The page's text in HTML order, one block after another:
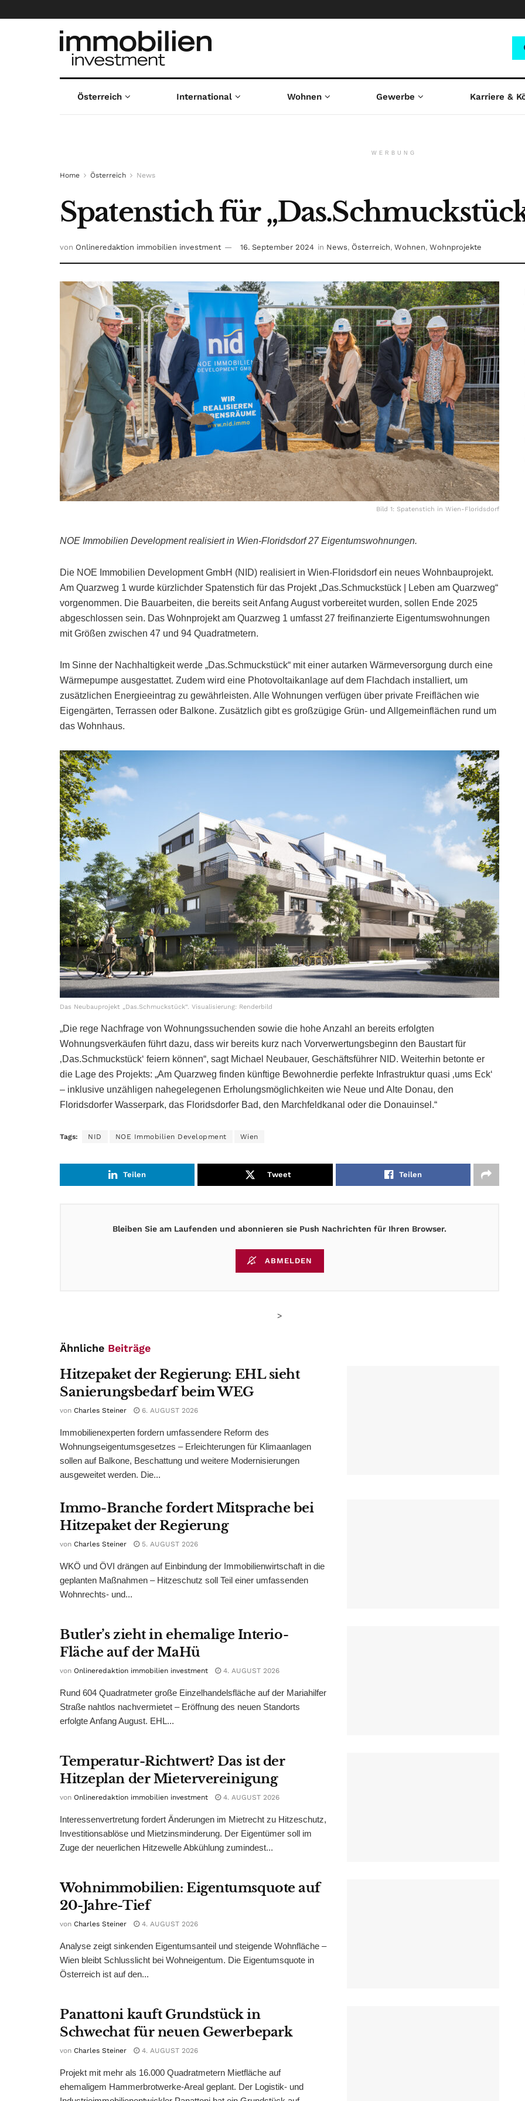
Österreich International Wohnen Gewerbe Karriere &
WERBUNG
Home Österreich News
Spatenstich für
von Onlineredaktion immobilien investment 16. September 2024 in News, Österreich, Wohnen, Wohnprojekte
Bild 1: Spatenstich in Wien-Floridsdorf
NOE Immobilien Development realisiert in Wien-Floridsdorf 27 Eigentumswohnungen.
Die NOE Immobilien Development GmbH (NID) realisiert in Wien-Floridsdorf ein neues Wohnbauprojekt.
Am Quarzweg 1 wurde kürzlichder Spatenstich für das Projekt „Das.Schmuckstück | Leben am Quarzweg“
vorgenommen. Die Bauarbeiten, die bereits seit Anfang August vorbereitet wurden, sollen Ende 2025
abgeschlossen sein. Das Wohnprojekt am Quarzweg 1 umfasst 27 freifinanzierte Eigentumswohnungen
mit Größen zwischen 47 und 94 Quadratmetern.
Im Sinne der Nachhaltigkeit werde „Das.Schmuckstück“ mit einer autarken Wärmeversorgung durch eine
Wärmepumpe ausgestattet. Zudem wird eine Photovoltaikanlage auf dem Flachdach installiert, um
zusätzlichen Energieeintrag zu gewährleisten. Alle Wohnungen verfügen über private Freiflächen wie
Eigengärten, Terrassen oder Balkone. Zusätzlich gibt es großzügige Grün- und Allgemeinflächen rund um
das Wohnhaus.
Das Neubauprojekt „Das.Schmuckstück“. Visualisierung: Renderbild
„Die rege Nachfrage von Wohnungssuchenden sowie die hohe Anzahl an bereits erfolgten
Wohnungsverkäufen führt dazu, dass wir bereits kurz nach Vorverwertungsbeginn den Baustart für
‚Das.Schmuckstück‘ feiern können“, sagt Michael Neubauer, Geschäftsführer NID. Weiterhin betonte er
die Lage des Projekts: „Am Quarzweg finden künftige Bewohnerdie perfekte Infrastruktur quasi ‚ums Eck‘
– inklusive unzähligen nahegelegenen Erholungsmöglichkeiten wie Neue und Alte Donau, den
Floridsdorfer Wasserpark, das Floridsdorfer Bad, den Marchfeldkanal oder die Donauinsel.“
Tags: NID NOE Immobilien Development Wien
Teilen Tweet Teilen
Bleiben Sie am Laufenden und abonnieren sie Push Nachrichten für Ihren Browser.
ABMELDEN
>
Ähnliche Beiträge
Hitzepaket der Regierung: EHL sieht
Sanierungsbedarf beim WEG
von Charles Steiner 6. AUGUST 2026
Immobilienexperten fordern umfassendere Reform des
Wohnungseigentumsgesetzes – Erleichterungen für Klimaanlagen
sollen auf Balkone, Beschattung und weitere Modernisierungen
ausgeweitet werden. Die...
Immo-Branche fordert Mitsprache bei
Hitzepaket der Regierung
von Charles Steiner 5. AUGUST 2026
WKÖ und ÖVI drängen auf Einbindung der Immobilienwirtschaft in die
geplanten Maßnahmen – Hitzeschutz soll Teil einer umfassenden
Wohnrechts- und...
Butler’s zieht in ehemalige Interio-
Fläche auf der MaHü
von Onlineredaktion immobilien investment 4. AUGUST 2026
Rund 604 Quadratmeter große Einzelhandelsfläche auf der Mariahilfer
Straße nahtlos nachvermietet – Eröffnung des neuen Standorts
erfolgte Anfang August. EHL...
Temperatur-Richtwert? Das ist der
Hitzeplan der Mietervereinigung
von Onlineredaktion immobilien investment 4. AUGUST 2026
Interessenvertretung fordert Änderungen im Mietrecht zu Hitzeschutz,
Investitionsablöse und Mietzinsminderung. Der Eigentümer soll im
Zuge der neuerlichen Hitzewelle Abkühlung zumindest...
Wohnimmobilien: Eigentumsquote auf
20-Jahre-Tief
von Charles Steiner 4. AUGUST 2026
Analyse zeigt sinkenden Eigentumsanteil und steigende Wohnfläche –
Wien bleibt Schlusslicht bei Wohneigentum. Die Eigentumsquote in
Österreich ist auf den...
Panattoni kauft Grundstück in
Schwechat für neuen Gewerbepark
von Charles Steiner 4. AUGUST 2026
Projekt mit mehr als 16.000 Quadratmetern Mietfläche auf
ehemaligem Hammerbrotwerke-Areal geplant. Der Logistik- und